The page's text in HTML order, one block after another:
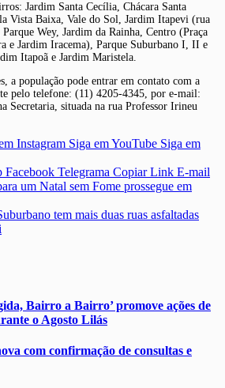
Jardim Santa Cecília, Chácara Santa
Vista Baixa, Vale do Sol, Jardim Itapevi (rua
Wey, Jardim da Rainha, Centro (Praça
e Jardim Iracema), Parque Suburbano I, II e
Itapoã e Jardim Maristela.
a população pode entrar em contato com a
pelo telefone: (11) 4205-4345, por e-mail:
Secretaria, situada na rua Professor Irineu
Instagram Siga em YouTube Siga em
Facebook Telegrama Copiar Link E-mail
um Natal sem Fome prossegue em
tem mais duas ruas asfaltadas
Bairro a Bairro’ promove ações de
o Agosto Lilás
com confirmação de consultas e